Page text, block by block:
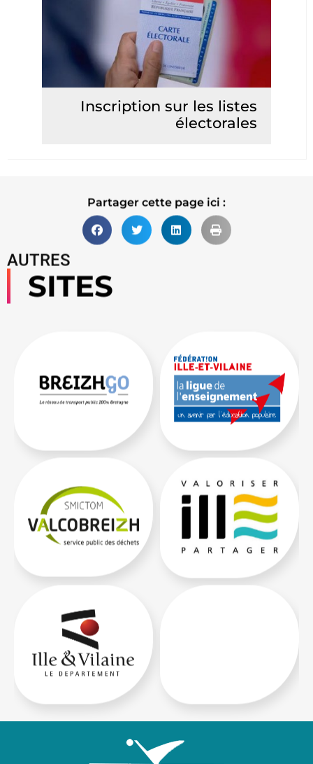
Inscription sur les listes
électorales
Partager cette page ici :
AUTRES
SITES